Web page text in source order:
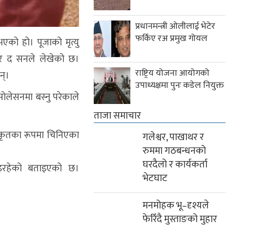
हो। पूजाको मृत्यु
द सनले लेखेको छ।
बस्नु परेकाले
रूपमा चिनिएका
बताइएको छ।
प्रधानमन्त्री ओलीलाई भेटेर
फर्किए रअ प्रमुख गोयल
राष्ट्रिय योजना आयोगको
उपाध्यक्षमा पुनः कडेल नियुक्त
ताजा समाचार
गलेश्वर, पाखाथर र
रुममा गठबन्धनको
घरदैलो र कार्यकर्ता
भेटघाट
मनमोहक भू–दृश्यले
फेरिँदै मुस्ताङको मुहार